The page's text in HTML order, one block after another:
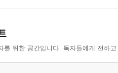
를 위한 공간입니다. 독자들에게 전하